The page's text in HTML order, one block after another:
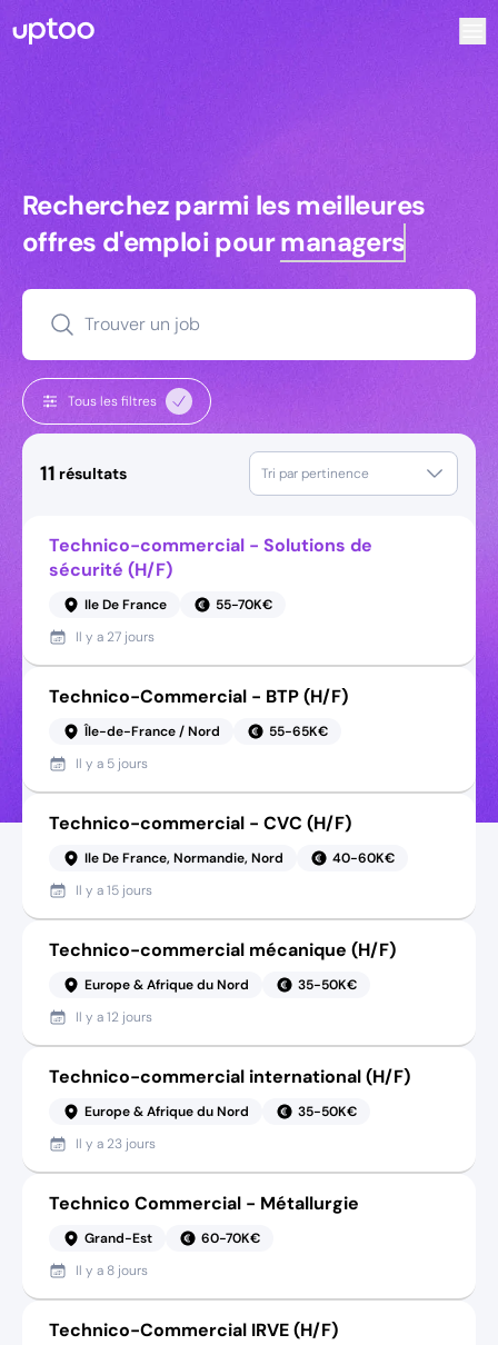
Recherchez parmi les meilleures
Recherchez parmi les meilleures
offres d'emploi pourmanagers
Trouver un job
Tous les filtres
11 résultats Tri par pertinence
Technico-commercial - Solutions de
sécurité (H/F)
Ile De France
55-70K€
Il y a 27 jours
Technico-Commercial - BTP (H/F)
Île-de-France / Nord
55-65K€
Il y a 5 jours
Technico-commercial - CVC (H/F)
Ile De France, Normandie, Nord
40-60K€
Il y a15 jours
Technico-commercial mécanique (H/F)
Europe & Afrique du Nord
35-50K€
Il y a12 jours
Technico-commercial international (H/F)
Europe & Afrique du Nord
35-50K€
Il y a 23 jours
Technico Commercial - Métallurgie
Grand-Est
60-70K€
Il y a 8 jours
Technico-Commercial IRVE (H/F)